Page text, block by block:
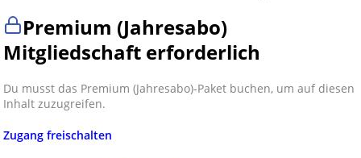
Premium (Jahresabo)
Mitgliedschaft erforderlich
Du musst das Premium (Jahresabo)-Paket buchen, um auf diesen
Inhalt zuzugreifen.
Zugang freischalten